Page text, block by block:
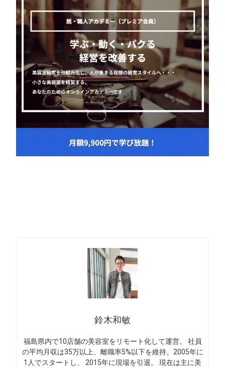
鈴木和敏
福島県内で10店舗の美容室をリモート化して運営。 社員
の平均月収は35万以上、離職率5%以下を維持。2005年に
1人でスタートし、 2015年に現場を引退。 現在は主に美